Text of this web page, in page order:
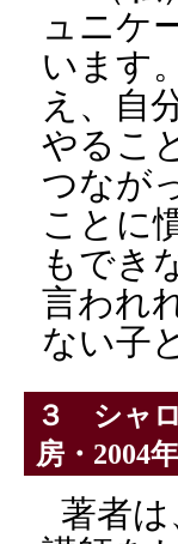
ュニケ
います
え、自
やるこ
つなが
ことに
もでき
言われ
ない子
３ シャロ
房・2004年
著者